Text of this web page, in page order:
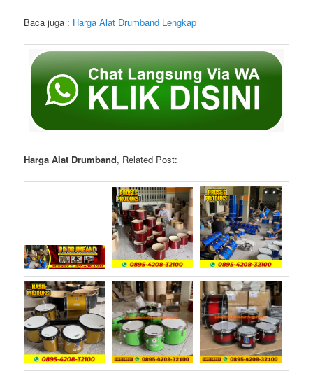
Baca juga : Harga Alat Drumband Lengkap
Harga Alat Drumband, Related Post: